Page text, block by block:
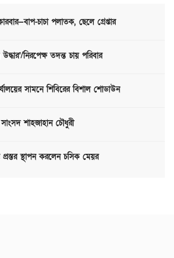
চাচা পলাতক, ছেলে গ্রেপ্তার
নিরপেক্ষ তদন্ত চায় পরিবার
সামনে শিবিরের বিশাল শোডাউন
শাহজাহান চৌধুরী
স্থাপন করলেন চসিক মেয়র